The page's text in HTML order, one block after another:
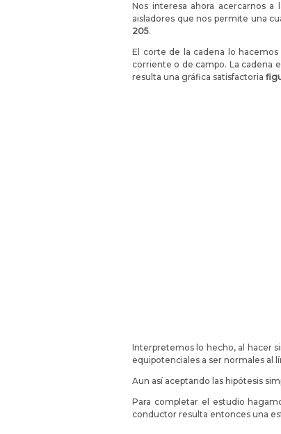
Nos interesa ahora acercarnos a
aisladores que nos permite una
205.
El corte de la cadena lo
corriente o de campo. La cadena
resulta una gráfica satisfactoria
Interpretemos lo hecho, al hacer
equipotenciales a ser normales al
Aun así aceptando las hipótesis
Para completar el estudio
conductor resulta entonces una